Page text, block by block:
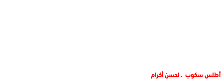
أطلس سكوب ـ لحسن أكرام